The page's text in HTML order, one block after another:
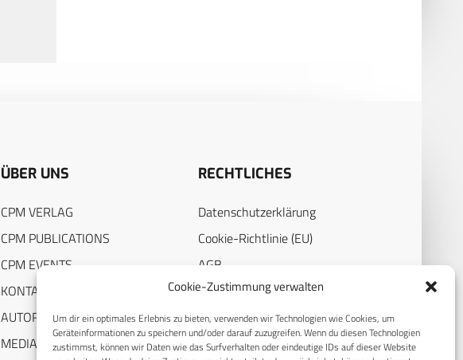
Cookie-Zustimmung verwalten
Um dir ein optimales Erlebnis zu bieten, verwenden wir Technologien wie Cookies, um
Geräteinformationen zu speichern und/oder darauf zuzugreifen. Wenn du diesen Technologien
zustimmst, können wir Daten wie das Surfverhalten oder eindeutige IDs auf dieser Website
ÜBER UNS
CPM VERLAG
CPM PUBLICATIONS
CPM EVENTS
KONTAKT
AUTORENHINWEISE
MEDIADATEN
RECHTLICHES
Datenschutzerklärung
Cookie-Richtlinie (EU)
AGB
Compliance
Impressum